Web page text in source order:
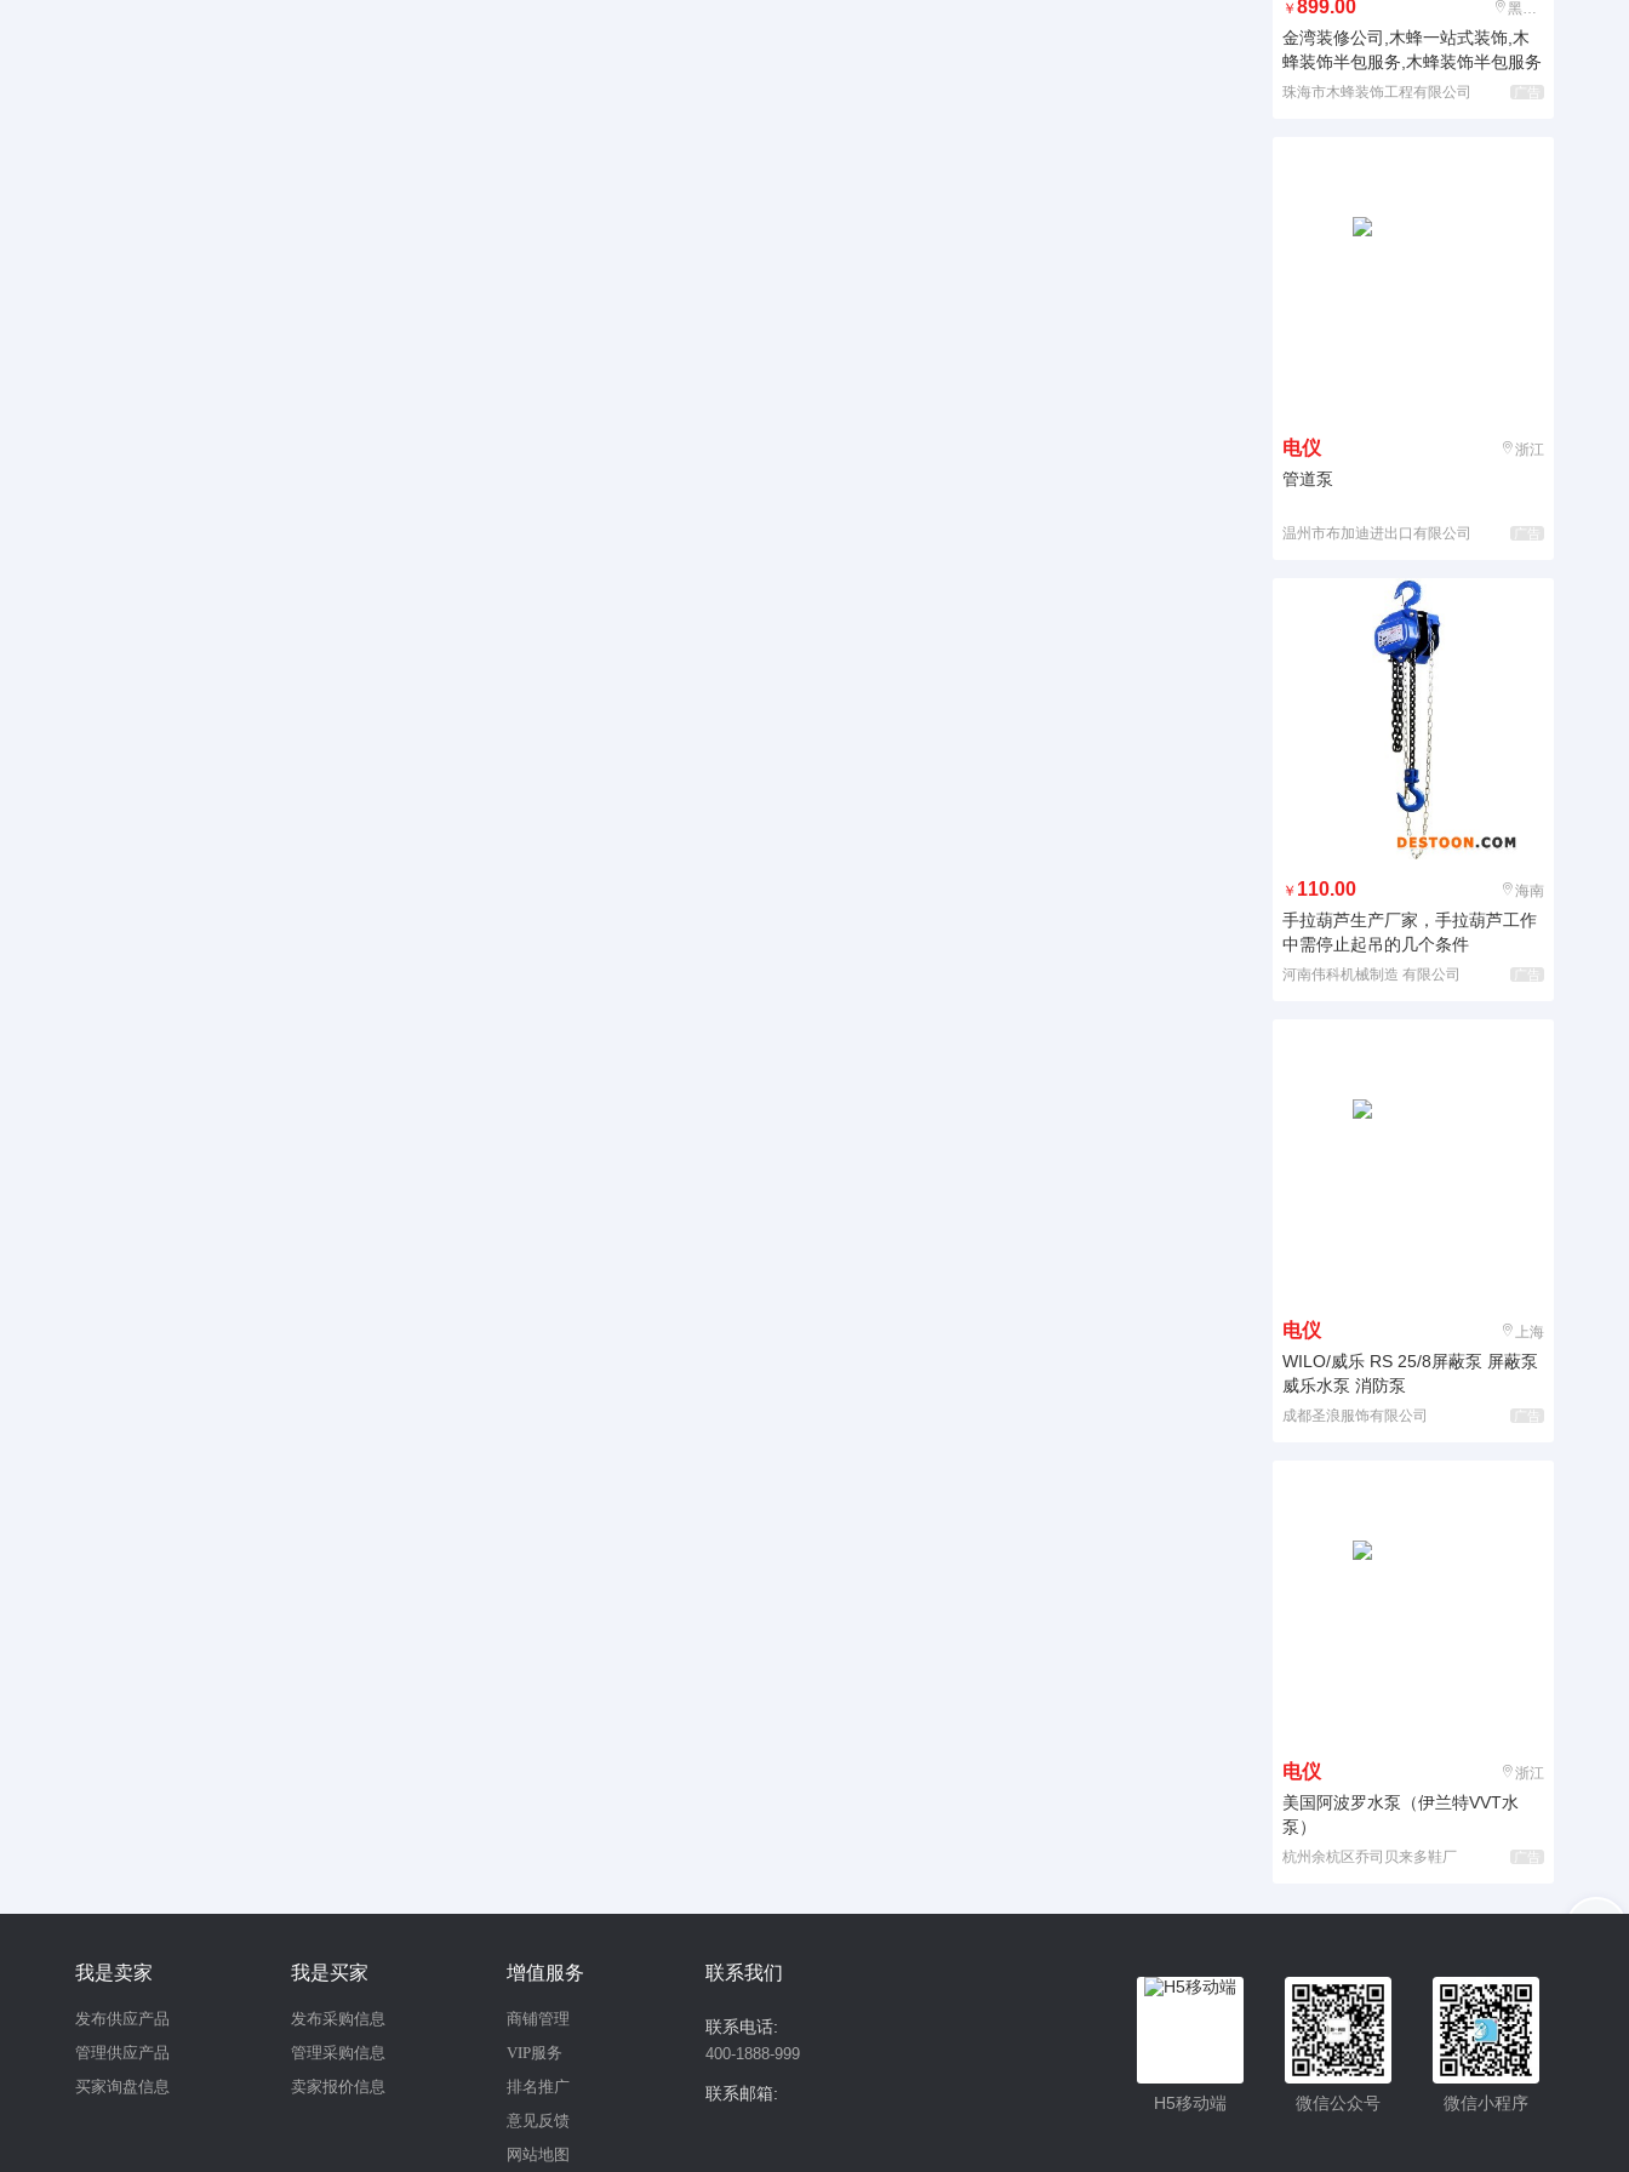
￥ 899.00 黑龙江
金湾装修公司,木蜂一站式装饰,木
蜂装饰半包服务,木蜂装饰半包服务
珠海市木蜂装饰工程有限公司 广告
电仪 浙江
管道泵
温州市布加迪进出口有限公司 广告
￥ 110.00 海南
手拉葫芦生产厂家，手拉葫芦工作
中需停止起吊的几个条件
河南伟科机械制造 有限公司 广告
电仪 上海
WILO/威乐 RS 25/8屏蔽泵 屏蔽泵
威乐水泵 消防泵
成都圣浪服饰有限公司 广告
电仪 浙江
美国阿波罗水泵（伊兰特VVT水
泵）
杭州余杭区乔司贝来多鞋厂 广告
我是卖家
发布供应产品
管理供应产品
买家询盘信息
我是买家
发布采购信息
管理采购信息
卖家报价信息
增值服务
商铺管理
VIP服务
排名推广
意见反馈
网站地图
联系我们
联系电话:
400-1888-999
联系邮箱: 微信小程序
微信公众号
H5移动端
小程序更便捷的查找产品